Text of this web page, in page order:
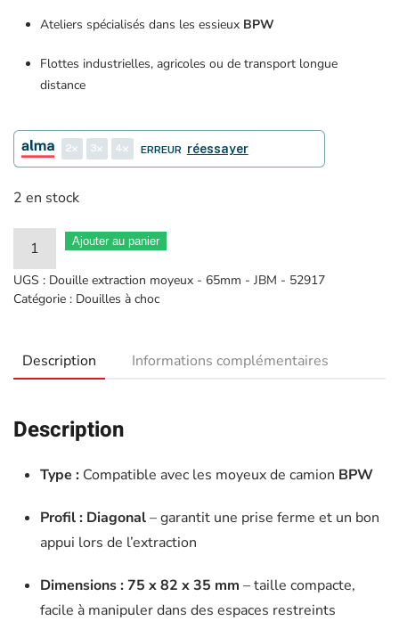
Ateliers spécialisés dans les essieux BPW
Flottes industrielles, agricoles ou de transport longue
distance
2 3 4 ERREUR réessayer
2 en stock
quantité
de
Douille
camion
-
52917
Ajouter au panier
UGS : Douille extraction moyeux - 65mm - JBM - 52917
Catégorie : Douilles à choc
Description Informations complémentaires
Description
Type : Compatible avec les moyeux de camion BPW
Profil : Diagonal– garantit une prise ferme et un bon
appui lors de l’extraction
Dimensions :75 x 82 x 35 mm – taille compacte,
facile à manipuler dans des espaces restreints